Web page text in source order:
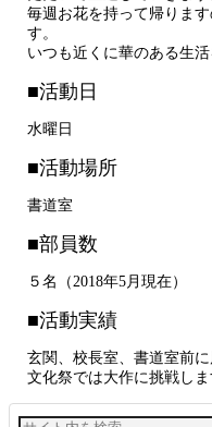
毎週お花を持って帰りま
す。
いつも近くに華のある生活
■活動日
水曜日
■活動場所
書道室
■部員数
５名（2018年5月現在）
■活動実績
玄関、校長室、書道室前に
文化祭では大作に挑戦しま